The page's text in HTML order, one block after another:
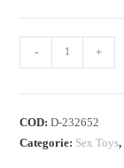
- +
COD:D-232652
Categorie: Sex Toys,